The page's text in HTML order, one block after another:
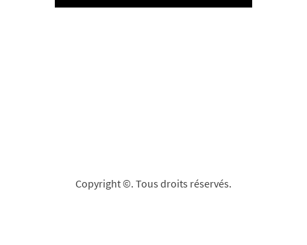
Copyright ©. Tous droits réservés.